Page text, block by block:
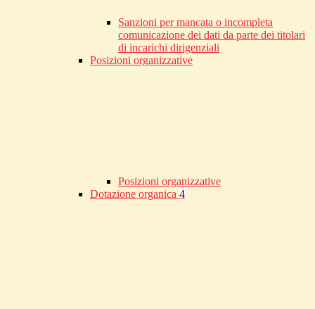
Sanzioni per mancata o incompleta
comunicazione dei dati da parte dei titolari
di incarichi dirigenziali
Posizioni organizzative
Posizioni organizzative
Dotazione organica 4